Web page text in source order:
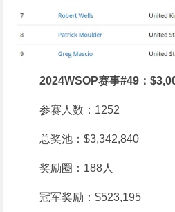
2024WSOP赛事#49：
参赛人数：1252
总奖池：$3,342,840
奖励圈：188人
冠军奖励：$523,195